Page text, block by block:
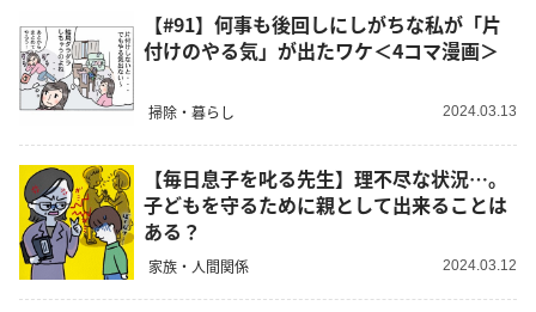
【#91】何事も後回しにしがちな私が「片
付けのやる気」が出たワケ＜4コマ漫画＞
掃除・暮らし 2024.03.13
【毎日息子を叱る先生】理不尽な状況…。
子どもを守るために親として出来ることは
ある？
家族・人間関係 2024.03.12